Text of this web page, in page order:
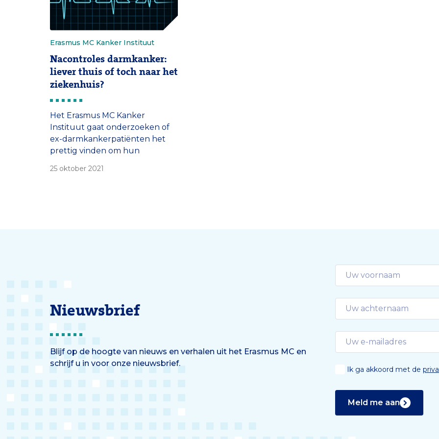
Erasmus MC Kanker Instituut
Nacontroles darmkanker:
liever thuis of toch naar het
ziekenhuis?
Het Erasmus MC Kanker
Instituut gaat onderzoeken of
ex-darmkankerpatiënten het
prettig vinden om hun
Ze mogen in de studie ook zelf
25 oktober 2021
Nieuwsbrief
Blijf op de hoogte van nieuws en verhalen uit het Erasmus MC en
schrijf u in voor onze nieuwsbrief.
Ik ga akkoord met de
Meld me aan